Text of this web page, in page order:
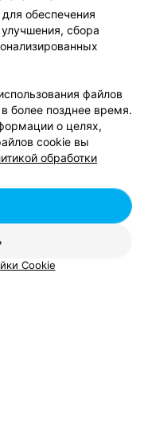
обеспечения
улучшения, сбора
файлов
более позднее время.
о целях,
cookie вы
обработки
Cookie